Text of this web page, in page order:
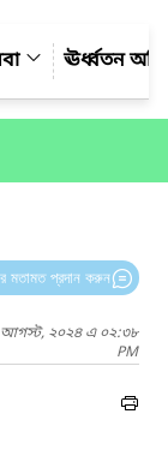
ঊর্ধ্বতন
মতামত প্রদান করুন
আগস্ট, ২০২৪ এ ০২:৩৮
PM